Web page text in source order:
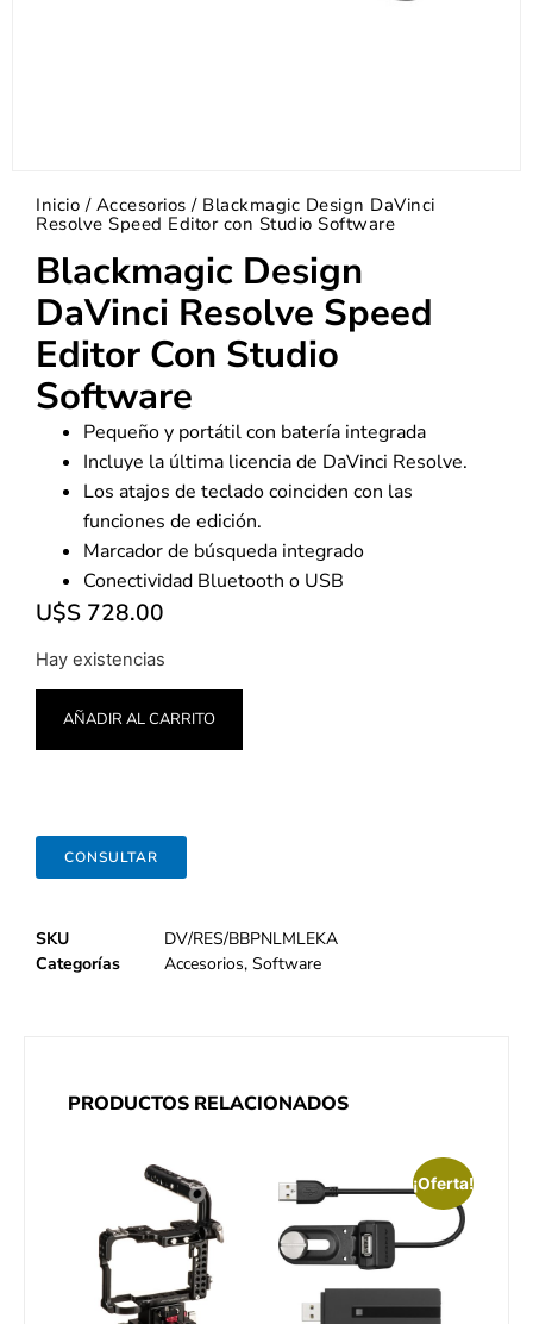
Inicio / Accesorios / Blackmagic Design DaVinci
Resolve Speed Editor con Studio Software
Blackmagic Design
DaVinci Resolve Speed
Editor Con Studio
Software
Pequeño y portátil con batería integrada
Incluye la última licencia de DaVinci Resolve.
Los atajos de teclado coinciden con las
funciones de edición.
Marcador de búsqueda integrado
Conectividad Bluetooth o USB
U$S 728.00
Hay existencias
AÑADIR AL CARRITO
CONSULTAR
SKU
DV/RES/BBPNLMLEKA
Categorías
Accesorios, Software
PRODUCTOS RELACIONADOS
¡Oferta!